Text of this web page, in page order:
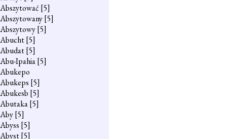
Abszytować [5]
Abszytowany[5]
Abszytowy[5]
Abucht[5]
Abudat[5]
Abu-Ipahia[5]
Abukepo
Abukeps [5]
Abukesb [5]
Abutaka[5]
Aby[5]
Abyss [5]
Abyst[5]